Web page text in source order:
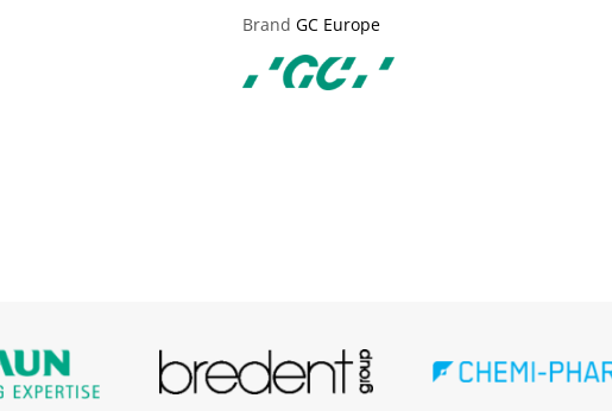
Brand GC Europe